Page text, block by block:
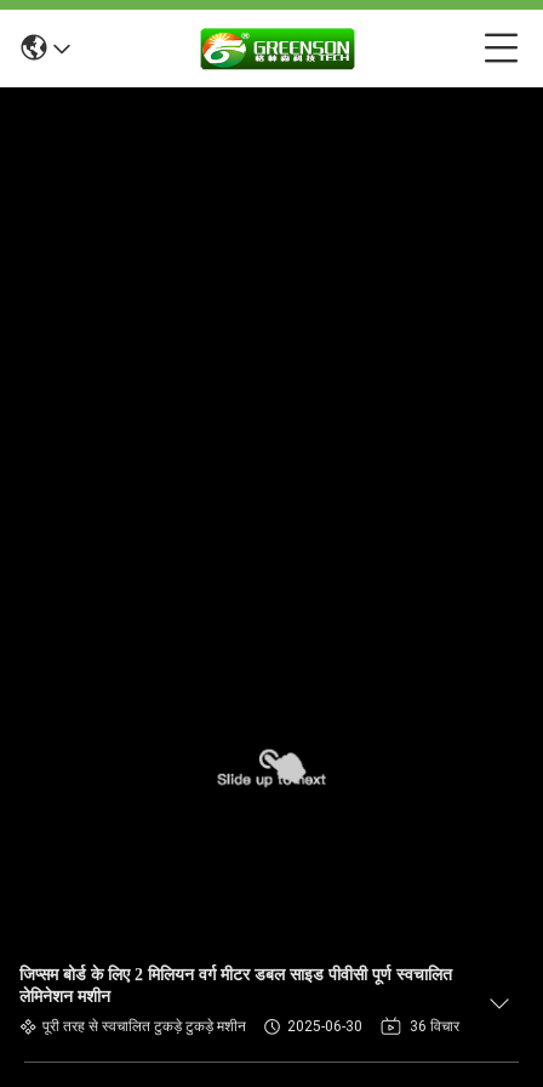
जिप्सम बोर्ड के लिए 2 मिलियन वर्ग मीटर डबल साइड पीवीसी पूर्ण स्वचालित
लेमिनेशन मशीन
पूरी तरह से स्वचालित टुकड़े टुकड़े मशीन 2025-06-30 36 विचार